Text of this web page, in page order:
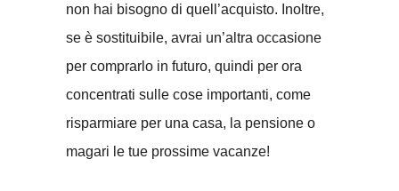
non hai bisogno di quell’acquisto. Inoltre,
se è sostituibile, avrai un’altra occasione
per comprarlo in futuro, quindi per ora
concentrati sulle cose importanti, come
risparmiare per una casa, la pensione o
magari le tue prossime vacanze!